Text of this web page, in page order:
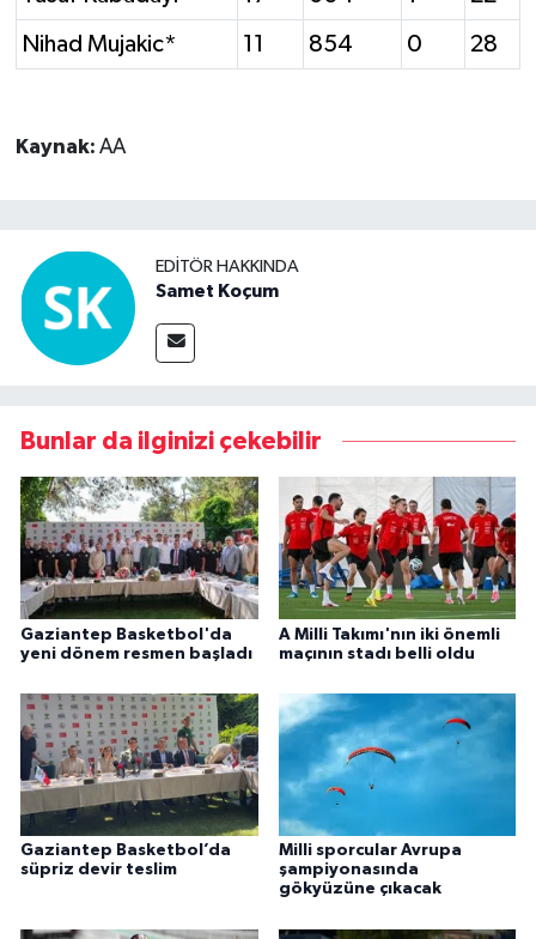
Nihad Mujakic* 11 854 0 28
Kaynak: AA
EDITÖR HAKKINDA
Samet Koçum
Bunlar da ilginizi çekebilir
Gaziantep Basketbol'da
yeni dönem resmen başladı
A Milli Takımı'nın iki önemli
maçının stadı belli oldu
Gaziantep Basketbol’da
süpriz devir teslim
Milli sporcular Avrupa
şampiyonasında
gökyüzüne çıkacak